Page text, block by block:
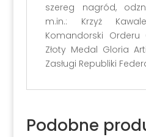
szereg nagród,
m.in.: Krzyż
Komandorski Orderu
Złoty Medal Gloria
Zasługi Republiki
Podobne